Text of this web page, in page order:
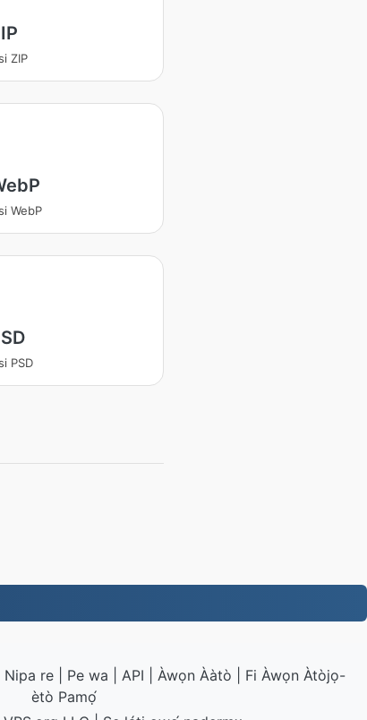
ZIP
WebP
PSD
Nipa re| Pe wa API Àwọn Ààtò
Fi Àwọn Àtòjọ-
ètò Pamọ́